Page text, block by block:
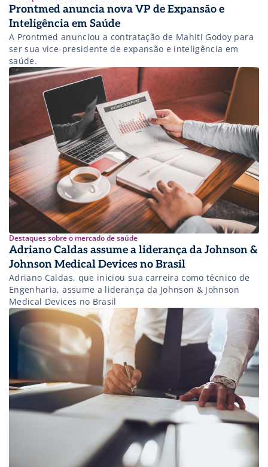
Prontmed anuncia nova VP de Expansão e
Inteligência em Saúde
A Prontmed anunciou a contratação de Mahiti Godoy para
ser sua vice-presidente de expansão e inteligência em
saúde.
Destaques sobre o mercado de saúde
Adriano Caldas assume a liderança da Johnson &
Johnson Medical Devices no Brasil
Adriano Caldas, que iniciou sua carreira como técnico de
Engenharia, assume a liderança da Johnson & Johnson
Medical Devices no Brasil